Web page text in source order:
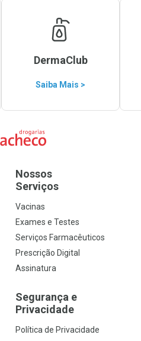
DermaClub
Saiba Mais >
Home
Nossos
Serviços
Vacinas
Exames e Testes
Serviços Farmacêuticos
Prescrição Digital
Assinatura
Segurança e
Privacidade
Política de Privacidade